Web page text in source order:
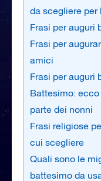
da scegliere per
Frasi per auguri
Frasi per
amici
Frasi per auguri
Battesimo:
parte dei nonni
Frasi religiose
cui scegliere
Quali sono le
battesimo da